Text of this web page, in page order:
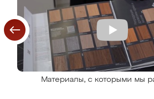
Материалы, с которыми мы